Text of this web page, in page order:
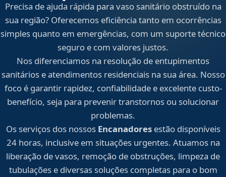
Precisa de ajuda rápida para vaso sanitário obstruído na
sua região? Oferecemos eficiência tanto em ocorrências
simples quanto em emergências, com um suporte técnico
seguro e com valores justos.
Nos diferenciamos na resolução de entupimentos
sanitários e atendimentos residenciais na sua área. Nosso
foco é garantir rapidez, confiabilidade e excelente custo-
benefício, seja para prevenir transtornos ou solucionar
problemas.
Os serviços dos nossos Encanadoresestão disponíveis
24 horas, inclusive em situações urgentes. Atuamos na
liberação de vasos, remoção de obstruções, limpeza de
tubulações e diversas soluções completas para o bom